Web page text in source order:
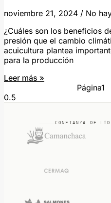
noviembre 21, 2024
No
¿Cuáles son los beneficios
presión que el cambio
acuicultura plantea
para la producción
Leer más »
Página1
CONFIANZA DE